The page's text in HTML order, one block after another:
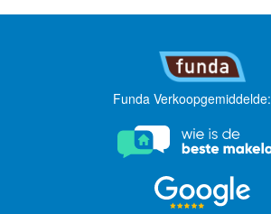
Word jij onze nieuwe makelaar?
Woning Waarde Adviesdagen
Funda Verkoopgemiddelde: